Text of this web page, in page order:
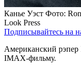
Канье Уэст Фото:
Look Press
Подписывайтесь на
Американский рэпер
IMAX-фильму.